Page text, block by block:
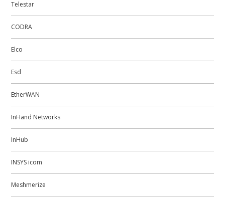
Telestar
CODRA
Elco
Esd
EtherWAN
InHand Networks
InHub
INSYS icom
Meshmerize